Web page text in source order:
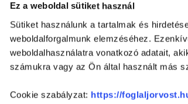
Ez a weboldal sütiket használ
Sütiket használunk a tartalmak és
weboldalforgalmunk elemzéséhez.
weboldalhasználatra vonatkozó adatait,
számukra vagy az Ön által használt más
Cookie szabályzat: https://